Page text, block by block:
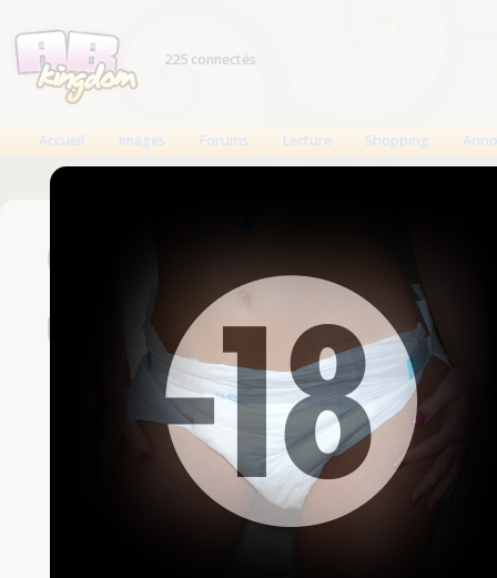
225 connectés
Accueil Images Forums Lecture Shopping
Connexion
Un compte est
Nom d'utilisateur
Mot de passe